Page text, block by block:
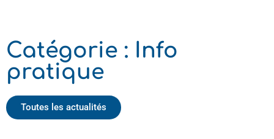
Catégorie : Info
pratique
Toutes les actualités